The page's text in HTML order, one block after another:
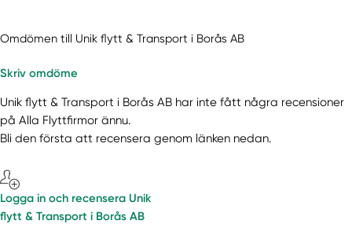
Omdömen till Unik flytt & Transport i Borås AB
Skriv omdöme
Unik flytt & Transport i Borås AB har inte fått några recensioner
på Alla Flyttfirmor ännu.
Bli den första att recensera genom länken nedan.
Logga in och recensera Unik
flytt & Transport i Borås AB